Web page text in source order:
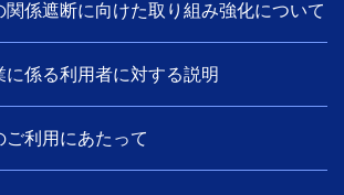
関係遮断に向けた取り組み強化について
に係る利用者に対する説明
利用にあたって